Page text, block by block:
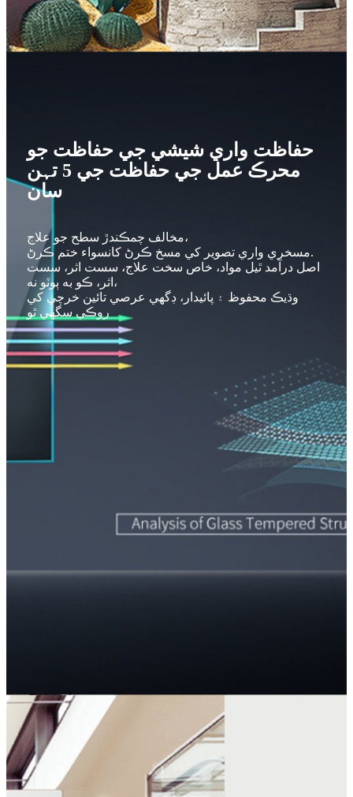
حفاظت واري شيشي جي حفاظت جو
محرڪ عمل جي حفاظت جي 5 تہن
سان
مخالف چمڪندڙ سطح جو علاج،
مسخري واري تصوير کي مسخ ڪرڻ کانسواء ختم ڪرڻ.
اصل درآمد ٿيل مواد، خاص سخت علاج، سست اثر، سست
اثر، ڪو به ٻوٽو نه،
وڌيڪ محفوظ ۽ پائيدار، ڊگهي عرصي تائين خرچي کي
روڪي سگهي ٿو